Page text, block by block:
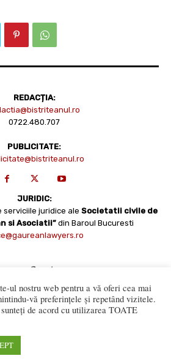
REDACȚIA:
0722.480.707
PUBLICITATE:
JURIDIC:
serviciile juridice ale Societatii civile de
si Asociatii” din Baroul Bucuresti
al Bistriteanul.Ro. © Copyright 2008 -
ul nostru web pentru a vă oferi cea mai
vă preferințele și repetând vizitele.
de acord cu utilizarea TOATE